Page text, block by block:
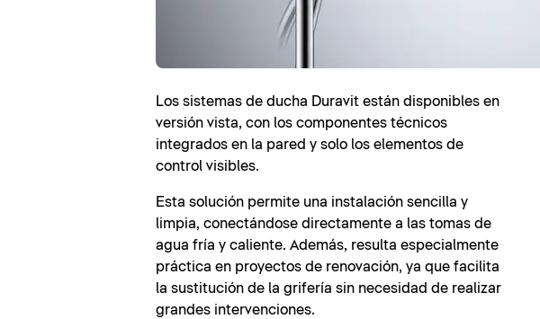
Los sistemas de ducha Duravit están disponibles en
versión vista, con los componentes técnicos
integrados en la pared y solo los elementos de
control visibles.
Esta solución permite una instalación sencilla y
limpia, conectándose directamente a las tomas de
agua fría y caliente. Además, resulta especialmente
práctica en proyectos de renovación, ya que facilita
la sustitución de la grifería sin necesidad de realizar
grandes intervenciones.